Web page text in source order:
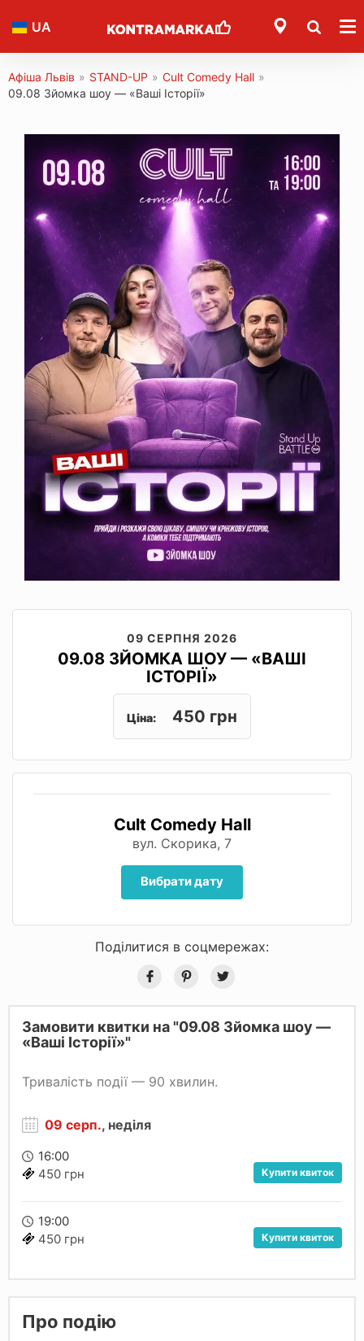
UA
Афіша Львів » STAND-UP » Cult Comedy Hall »
09.08 Зйомка шоу — «Ваші Історії»
09 СЕРПНЯ 2026
09.08 ЗЙОМКА ШОУ — «ВАШІ
ІСТОРІЇ»
Ціна: 450 грн
Cult Comedy Hall
вул. Скорика, 7
Вибрати дату
Поділитися в соцмережах:
Замовити квитки на "09.08 Зйомка шоу —
«Ваші Історії»"
Тривалість події — 90 хвилин.
09 серп., неділя
16:00
450 грн
Купити квиток
19:00
450 грн
Купити квиток
Про подію